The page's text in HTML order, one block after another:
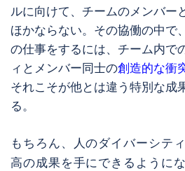
ルに向けて、チームのメンバー
ほかならない。その協働の中で
の仕事をするには、チーム内で
ィとメンバー同士の創造的な衝
それこそが他とは違う特別な成
る。
もちろん、人のダイバーシテ
高の成果を手にできるように